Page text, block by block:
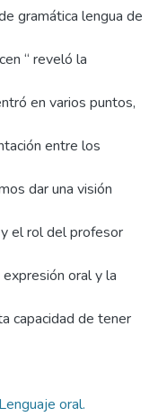
gramática lengua de
“ reveló la
en varios puntos,
entre los
dar una visión
el rol del profesor
oral y la
capacidad de tener
oral.